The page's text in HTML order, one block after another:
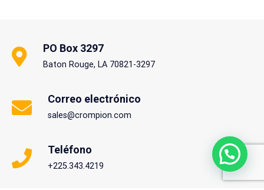
PO Box 3297
Baton Rouge, LA 70821-3297
Correo electrónico
sales@crompion.com
Teléfono
+225.343.4219